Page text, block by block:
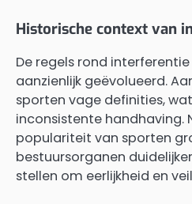
Historische context van
De regels rond
aanzienlijk geëvolueerd.
sporten vage definities,
inconsistente handhaving.
populariteit van sporten
bestuursorganen
stellen om eerlijkheid en